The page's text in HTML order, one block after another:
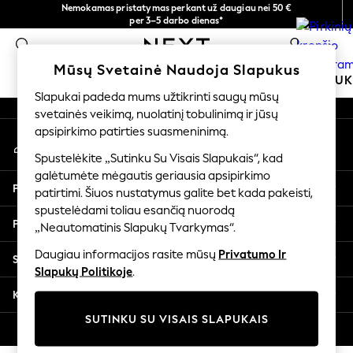
Nemokamas pristatymas perkant už daugiau nei 50 €
per 3–5 darbo dienas*
Dabar galite apsipirkti lietuvių kalba!
0
MOKYKLINĖ APRANGA MERGAITĖMS
SCHOOLWEAR
All Boys Schoolwear
Shoes
Trousers
Shorts
Shirts
Polo Shirts
Sweatshirts & Jumpers
Coats & Jackets
Underwear
Multipacks
All Boys Sport & Swimwear
An error occurred on client
Mūsų socialiniai tinklai
Mano paskyra
Prisijunkite prie savo paskyros
Pagalba
Privatumas ir teisinė informacija
Skyriai
Kitos paslaugos
Mūsų Svetainė Naudoja Slapukus
Slapukai padeda mums užtikrinti saugų mūsų
svetainės veikimą, nuolatinį tobulinimą ir jūsų
apsipirkimo patirties suasmeninimą.
Spustelėkite „Sutinku Su Visais Slapukais“, kad
galėtumėte mėgautis geriausia apsipirkimo
patirtimi. Šiuos nustatymus galite bet kada pakeisti,
spustelėdami toliau esančią nuorodą
„Neautomatinis Slapukų Tvarkymas“.
Daugiau informacijos rasite mūsų Privatumo Ir
Slapukų Politikoje.
SUTINKU SU VISAIS SLAPUKAIS